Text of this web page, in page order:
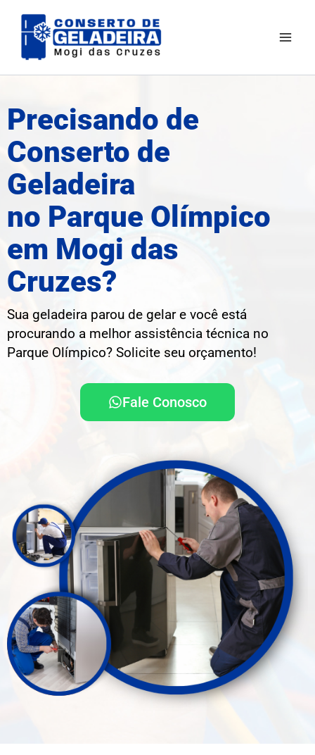
para
Precisando de
Conserto de
Geladeira
no Parque Olímpico
em Mogi das
Cruzes?
Sua geladeira parou de gelar e você está
procurando a melhor assistência técnica no
Parque Olímpico? Solicite seu orçamento!
Fale Conosco